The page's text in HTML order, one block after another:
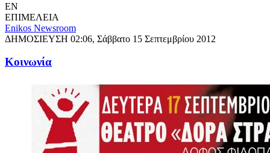
EN
ΕΠΙΜΕΛΕΙΑ
Enikos Newsroom
ΔΗΜΟΣΙΕΥΣΗ 02:06, Σάββατο 15 Σεπτεμβρίου 2012
Κοινωνία